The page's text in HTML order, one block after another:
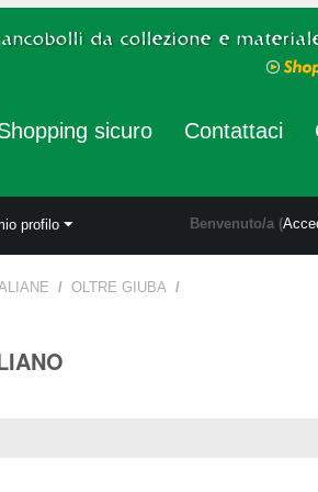
sicuro Contattaci
profilo Benvenuto/a (
/ OLTRE GIUBA /